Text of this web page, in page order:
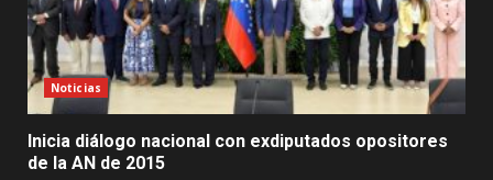
Noticias
Inicia diálogo nacional con exdiputados opositores
de la AN de 2015